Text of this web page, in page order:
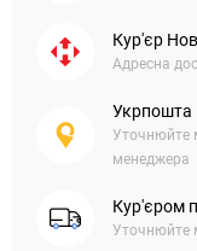
Кур'єр
Адресна
Укрпошта
Уточнюйте
менеджера
Кур'єром
Уточнюйте